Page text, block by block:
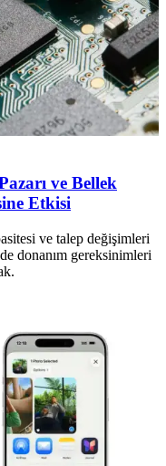
ve Bellek
Etkisi
ve talep değişimleri
donanım gereksinimleri